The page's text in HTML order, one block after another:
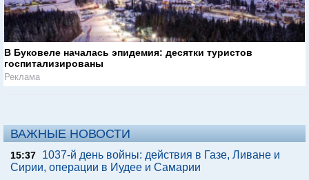
В Буковеле началась эпидемия: десятки туристов
госпитализированы
Реклама
ВАЖНЫЕ НОВОСТИ
15:37
1037-й день войны: действия в Газе, Ливане и
Сирии, операции в Иудее и Самарии